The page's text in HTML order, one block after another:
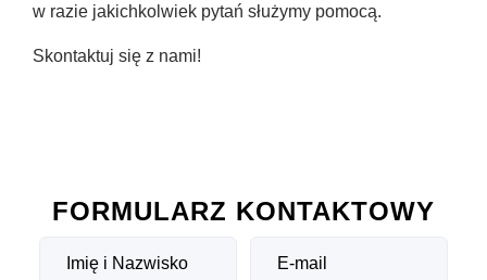
w razie jakichkolwiek pytań służymy pomocą.
Skontaktuj się z nami!
FORMULARZ KONTAKTOWY